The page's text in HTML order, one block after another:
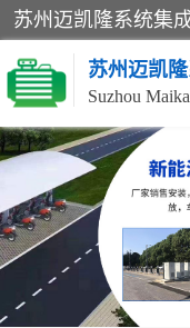
苏州迈凯
非机动车充电桩
电动自行车充电桩
充电桩